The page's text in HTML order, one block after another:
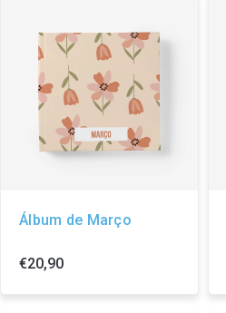
Álbum de Março
€20,90